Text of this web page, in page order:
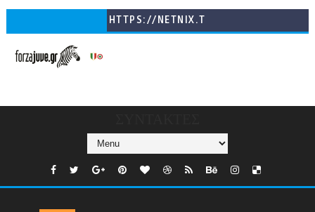
HTTPS://NETNIX.T